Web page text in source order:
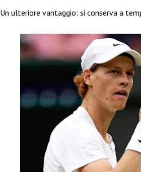
Un ulteriore vantaggio: si conserva a